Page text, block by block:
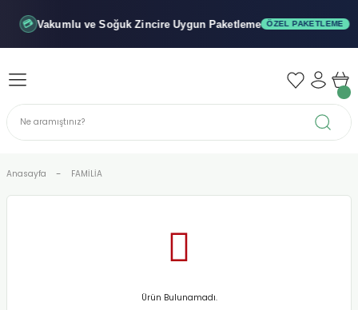
💳 Vakumlu ve SoğukZincire Uygun Paketleme ÖZEL PAKETLEME
Geri Dön
Geri Dön
Geri Dön
Anasayfa FAMİLİA
Ürün Bulunamadı.